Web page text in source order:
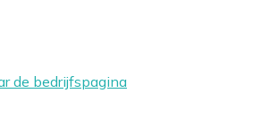
de bedrijfspagina